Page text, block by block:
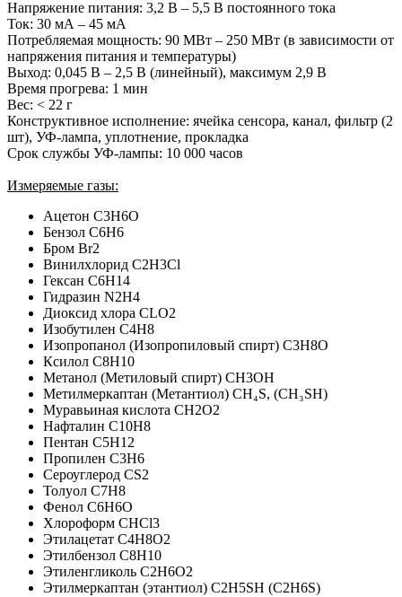
Напряжение питания: 3,2 В – 5,5 В постоянного тока
Ток: 30 мА – 45 мА
Потребляемая мощность: 90 МВт – 250 МВт (в зависимости от
напряжения питания и температуры)
Выход: 0,045 В – 2,5 В (линейный), максимум 2,9 В
Время прогрева: 1 мин
Вес: < 22 г
Конструктивное исполнение: ячейка сенсора, канал, фильтр (2
шт), УФ-лампа, уплотнение, прокладка
Срок службы УФ-лампы: 10 000 часов
Измеряемые газы:
Ацетон C3H6O
Бензол C6H6
Бром Br2
Винилхлорид C2H3Cl
Гексан C6H14
Гидразин N2H4
Диоксид хлора CLO2
Изобутилен C4H8
Изопропанол (Изопропиловый спирт) C3H8O
Ксилол C8H10
Метанол (Метиловый спирт) CH3OH
Метилмеркаптан (Метантиол) CH₄S, (CH₃SH)
Муравьиная кислота CH2O2
Нафталин C10H8
Пентан C5H12
Пропилен C3H6
Сероуглерод CS2
Толуол C7H8
Фенол C6H6O
Хлороформ CHCl3
Этилацетат C4H8O2
Этилбензол C8H10
Этиленгликоль C2H6O2
Этилмеркаптан (этантиол) C2H5SH (C2H6S)